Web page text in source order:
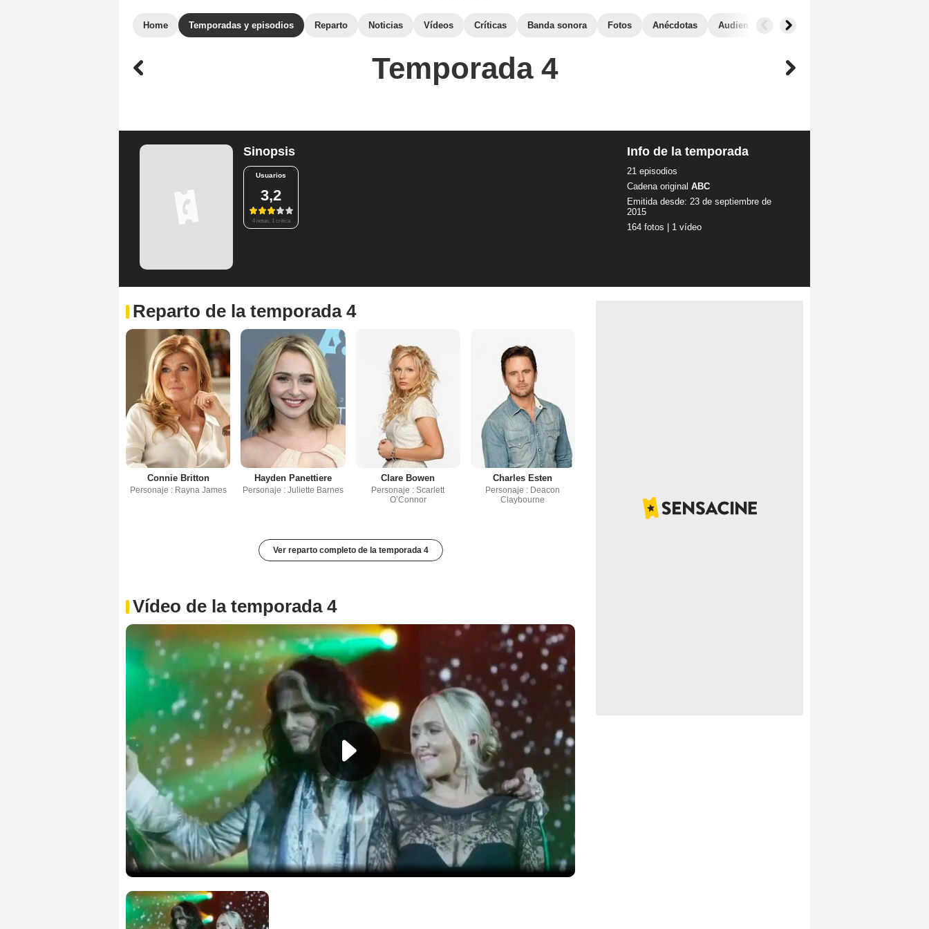
Home Temporadas y episodios Reparto Noticias Vídeos Críticas Banda sonora Fotos Anécdotas Audiencias
Temporada 4
Sinopsis
Usuarios
3,2
4 notas, 1 crítica
Info de la temporada
21 episodios
Cadena original ABC
Emitida desde: 23 de septiembre de
2015
164 fotos
1 vídeo
Reparto de la temporada 4
Connie Britton
Personaje : Rayna James
Hayden Panettiere
Personaje : Juliette Barnes
Clare Bowen
Personaje : Scarlett
O’Connor
Charles Esten
Personaje : Deacon
Claybourne
Ver reparto completo de la temporada 4
Vídeo de la temporada 4